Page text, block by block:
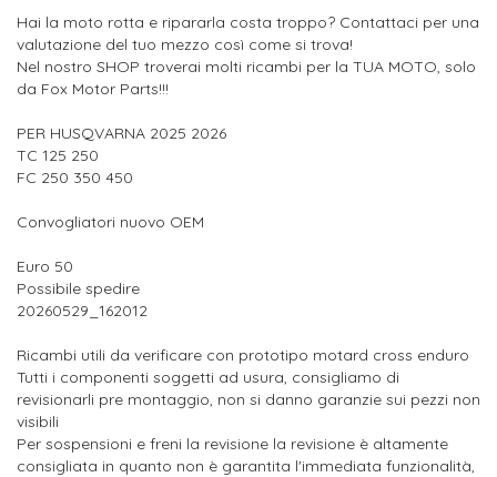
Hai la moto rotta e ripararla costa troppo? Contattaci per una
valutazione del tuo mezzo così come si trova!
Nel nostro SHOP troverai molti ricambi per la TUA MOTO, solo
da Fox Motor Parts!!!
PER HUSQVARNA 2025 2026
TC 125 250
FC 250 350 450
Convogliatori nuovo OEM
Euro 50
Possibile spedire
20260529_162012
Ricambi utili da verificare con prototipo motard cross enduro
Tutti i componenti soggetti ad usura, consigliamo di
revisionarli pre montaggio, non si danno garanzie sui pezzi non
visibili
Per sospensioni e freni la revisione la revisione è altamente
consigliata in quanto non è garantita l'immediata funzionalità,